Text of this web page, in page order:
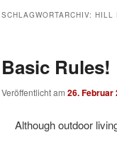
SCHLAGWORTARCHIV: HILL
Basic Rules!
Veröffentlicht am 26. Februar
Although outdoor